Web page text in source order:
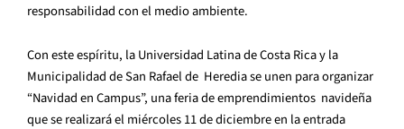
responsabilidad con el medio ambiente.
Con este espíritu, la Universidad Latina de Costa Rica y la
Municipalidad de San Rafael de Heredia se unen para organizar
“Navidad en Campus”, una feria de emprendimientos navideña
que se realizará el miércoles 11 de diciembre en la entrada